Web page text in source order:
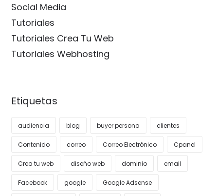
Social Media
Tutoriales
Tutoriales Crea Tu Web
Tutoriales Webhosting
Etiquetas
audiencia blog buyer persona clientes
Contenido correo Correo Electrónico Cpanel
Crea tu web diseño web dominio email
Facebook google Google Adsense